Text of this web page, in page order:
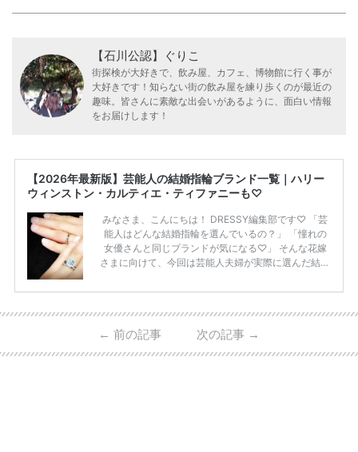
【石川公認】ぐりこ
街探検が大好きで、飲み屋、カフェ、博物館に行く事が
大好きです！知らない街の飲み屋を練り歩くのが最近の
趣味。皆さんに素敵な出会いがあるように、面白い情報
をお届けします！
【2026年最新版】芸能人の結婚指輪ブランド一覧｜ハリー
ウィンストン・カルティエ・ティファニーも♡
みなさま、こんにちは！ DRESSY編集部です♡ 「芸
能人はどんな結婚指輪を選んでいるの？」 「憧れの
女優さんと同じブランドが気になる♡」 そんな花嫁
さまに向けて、今回は芸能人夫婦が実際に選んだ結婚
ーウィンストンやカルティエ、ティファニーなど世界
日本で人気のブランドまで幅広くご紹介。 さらに、
・愛用している芸能人夫婦 ・リングの特徴や魅力 ・
← 前の記事 次の記事 →